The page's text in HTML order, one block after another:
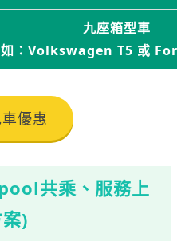
九座箱型車
如：Volkswagen T5 或
優惠
共乘、服務上
)